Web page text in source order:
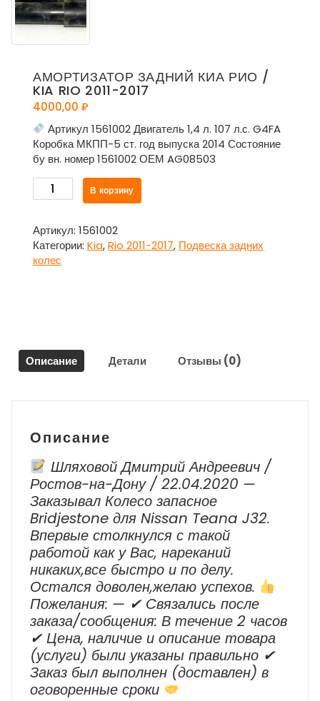
АМОРТИЗАТОР ЗАДНИЙ КИА РИО /
KIA RIO 2011-2017
4000,00 ₽
Артикул 1561002 Двигатель 1,4 л. 107 л.с. G4FA
Коробка МКПП-5 ст. год выпуска 2014 Состояние
бу вн. номер 1561002 ОЕМ AG08503
Количество
товара
задний
Киа
Рио
В корзину
Артикул: 1561002
Категории: Kia,Rio 2011-2017, Подвеска задних
колес
Описание Детали Отзывы (0)
Описание
Шляховой Дмитрий Андреевич /
Ростов-на-Дону / 22.04.2020 —
Заказывал Колесо запасное
Bridjestone для Nissan Teana J32.
Впервые столкнулся с такой
работой как у Вас, нареканий
никаких,все быстро и по делу.
Остался доволен,желаю успехов.
Пожелания: — ✔ Cвязались после
заказа/сообщения: В течение 2 часов
✔ Цена, наличие и описание товара
(услуги) были указаны правильно ✔
Заказ был выполнен (доставлен) в
оговоренные сроки